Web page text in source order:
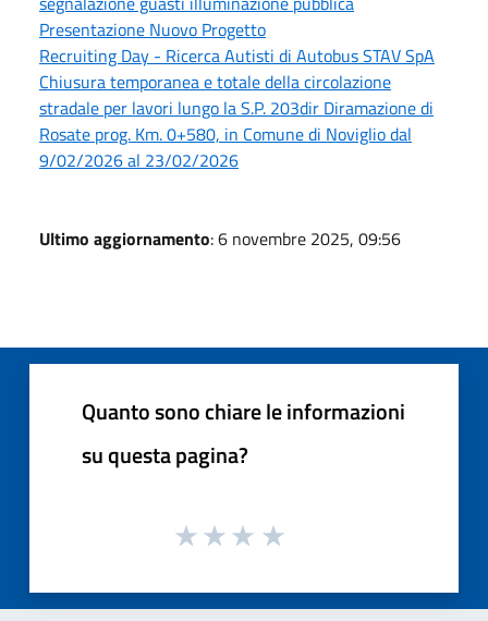
Presentazione Nuovo Progetto
Recruiting Day - Ricerca Autisti di Autobus STAV SpA
Chiusura temporanea e totale della circolazione
stradale per lavori lungo la S.P. 203dir Diramazione di
Rosate prog. Km. 0+580, in Comune di Noviglio dal
9/02/2026 al 23/02/2026
Ultimo aggiornamento: 6 novembre 2025, 09:56
Quanto sono chiare le informazioni
su questa pagina?